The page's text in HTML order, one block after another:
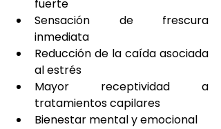
fuerte
Sensación de frescura
inmediata
Reducción de la caída asociada
al estrés
Mayor receptividad a
tratamientos capilares
Bienestar mental y emocional